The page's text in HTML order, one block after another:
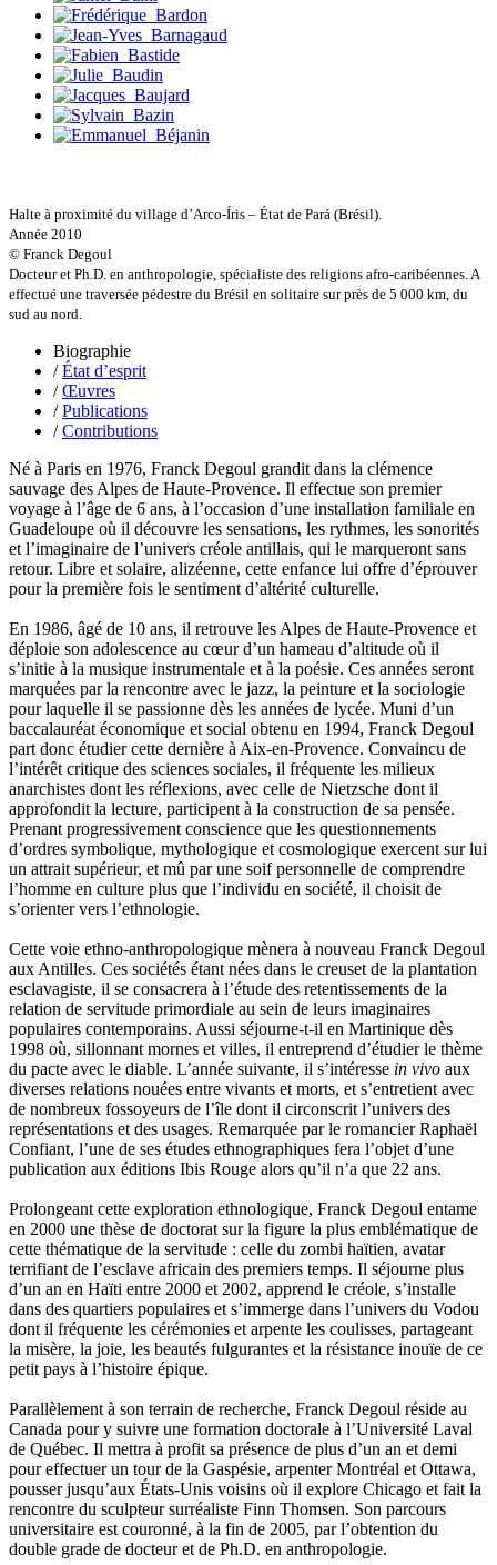
Harvey James
Heimburger Mario
Hervouët Tifenn
Houdaille Christophe
Hussain Fawaz
Hussenet Emmanuel
Imhof Valentine
Kerouedan Annie
Klotz Lætitia
Klvana Ilya
Kotry Jérôme
Lacarrière Jacques
Lacrampe Corine
Lagny Laurence
Laheurte Marielle
Lamotte Aymeric de
Lanouguère-Bruneau Virginie
Lantz François
Lautier-Gaud Jean
Le Maître Anne
Leblanc Léopoldine
Leblay Julien
Lebrun Alain
Lelièvre Olivier
Lemire Olivier
Lemonnier Philippe
Lobo Éric
Lodoidamba Chadraabalyn
Loireau Alexis
Loquet Denis
Lutz Philippe
Luzzatto-Béjanin Béatrice
Manoukian Patrick
Marcel Patrick
Marthaler Claude
Mathé Brian
Mathieu Sandra
Miollis Bertrand de
Monchaud Morgan
Mouginet Xavier
Moullec Christian
Muller Victor
Neyret Pierre
Neyroud Michel
Nicolas Philippe
Niveau Stéphane
Noacco Cristina
Nobili Johanna
Nodet Mariette
Nodet Philippe
Olmedo Éric
Pacquier Thierry
Pajetnov Valentin
Pastureau Jean
Pavie Auguste
Pelcat Armelle
Peltier Julien
Pinchon Emmanuel
Pitiot Michaël
Plane Alice
Poncet Sally
Poncins Gontran de
Poulle Marie-Lazarine
Poussin Alexandre
Prjevalski Nikolaï
Quierzy Pauline
Raffard Matthieu
Halte à proximité du village d’Arco-Íris – État de Pará (Brésil).
Année 2010
© Franck Degoul
Docteur et Ph.D. en anthropologie, spécialiste des religions afro-caribéennes. A
effectué une traversée pédestre du Brésil en solitaire sur près de 5 000 km, du
sud au nord.
Biographie
/État d’esprit
/Œuvres
/Publications
/Contributions
Né à Paris en 1976, Franck Degoul grandit dans la clémence
sauvage des Alpes de Haute-Provence. Il effectue son premier
voyage à l’âge de 6 ans, à l’occasion d’une installation familiale en
Guadeloupe où il découvre les sensations, les rythmes, les sonorités
et l’imaginaire de l’univers créole antillais, qui le marqueront sans
retour. Libre et solaire, alizéenne, cette enfance lui offre d’éprouver
pour la première fois le sentiment d’altérité culturelle.
En 1986, âgé de 10 ans, il retrouve les Alpes de Haute-Provence et
déploie son adolescence au cœur d’un hameau d’altitude où il
s’initie à la musique instrumentale et à la poésie. Ces années seront
marquées par la rencontre avec le jazz, la peinture et la sociologie
pour laquelle il se passionne dès les années de lycée. Muni d’un
baccalauréat économique et social obtenu en 1994, Franck Degoul
part donc étudier cette dernière à Aix-en-Provence. Convaincu de
l’intérêt critique des sciences sociales, il fréquente les milieux
anarchistes dont les réflexions, avec celle de Nietzsche dont il
approfondit la lecture, participent à la construction de sa pensée.
Prenant progressivement conscience que les questionnements
d’ordres symbolique, mythologique et cosmologique exercent sur lui
un attrait supérieur, et mû par une soif personnelle de comprendre
l’homme en culture plus que l’individu en société, il choisit de
s’orienter vers l’ethnologie.
Cette voie ethno-anthropologique mènera à nouveau Franck Degoul
aux Antilles. Ces sociétés étant nées dans le creuset de la plantation
esclavagiste, il se consacrera à l’étude des retentissements de la
relation de servitude primordiale au sein de leurs imaginaires
populaires contemporains. Aussi séjourne-t-il en Martinique dès
1998 où, sillonnant mornes et villes, il entreprend d’étudier le thème
du pacte avec le diable. L’année suivante, il s’intéresse in vivo aux
diverses relations nouées entre vivants et morts, et s’entretient avec
de nombreux fossoyeurs de l’île dont il circonscrit l’univers des
représentations et des usages. Remarquée par le romancier Raphaël
Confiant, l’une de ses études ethnographiques fera l’objet d’une
publication aux éditions Ibis Rouge alors qu’il n’a que 22 ans.
Prolongeant cette exploration ethnologique, Franck Degoul entame
en 2000 une thèse de doctorat sur la figure la plus emblématique de
cette thématique de la servitude : celle du zombi haïtien, avatar
terrifiant de l’esclave africain des premiers temps. Il séjourne plus
d’un an en Haïti entre 2000 et 2002, apprend le créole, s’installe
dans des quartiers populaires et s’immerge dans l’univers du Vodou
dont il fréquente les cérémonies et arpente les coulisses, partageant
la misère, la joie, les beautés fulgurantes et la résistance inouïe de ce
petit pays à l’histoire épique.
Parallèlement à son terrain de recherche, Franck Degoul réside au
Canada pour y suivre une formation doctorale à l’Université Laval
de Québec. Il mettra à profit sa présence de plus d’un an et demi
pour effectuer un tour de la Gaspésie, arpenter Montréal et Ottawa,
pousser jusqu’aux États-Unis voisins où il explore Chicago et fait la
rencontre du sculpteur surréaliste Finn Thomsen. Son parcours
universitaire est couronné, à la fin de 2005, par l’obtention du
double grade de docteur et de Ph.D. en anthropologie.